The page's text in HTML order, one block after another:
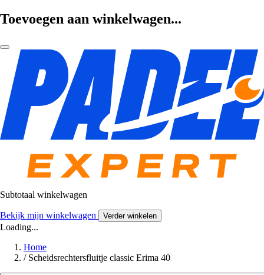
Toevoegen aan winkelwagen...
Subtotaal winkelwagen
Bekijk mijn winkelwagen Verder winkelen
Loading...
Home
/ Scheidsrechtersfluitje classic Erima 40